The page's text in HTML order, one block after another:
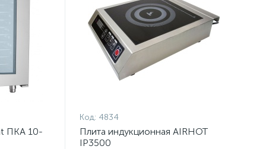
ПКА 10-
Код: 4834
Плита индукционная AIRHOT
IP3500